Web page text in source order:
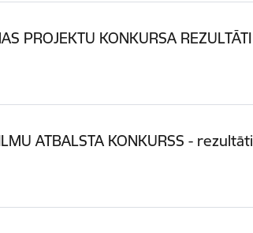
PROJEKTU KONKURSA REZULTĀTI
ATBALSTA KONKURSS - rezultāti